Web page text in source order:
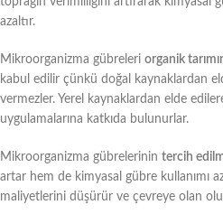
azaltır.
Mikroorganizma gübreleri organik
kabul edilir çünkü doğal kaynaklardan
vermezler. Yerel kaynaklardan elde
uygulamalarına katkıda bulunurlar.
Mikroorganizma gübrelerinin tercih
artar hem de kimyasal gübre kullanımı
maliyetlerini düşürür ve çevreye olan